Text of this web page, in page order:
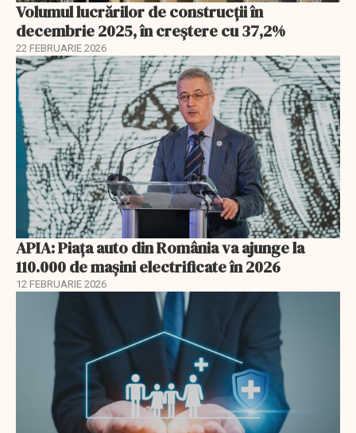
Volumul lucrărilor de construcții în
decembrie 2025, în creștere cu 37,2%
22 FEBRUARIE 2026
APIA: Piața auto din România va ajunge la
110.000 de mașini electrificate în 2026
12 FEBRUARIE 2026
EXCLUSIV